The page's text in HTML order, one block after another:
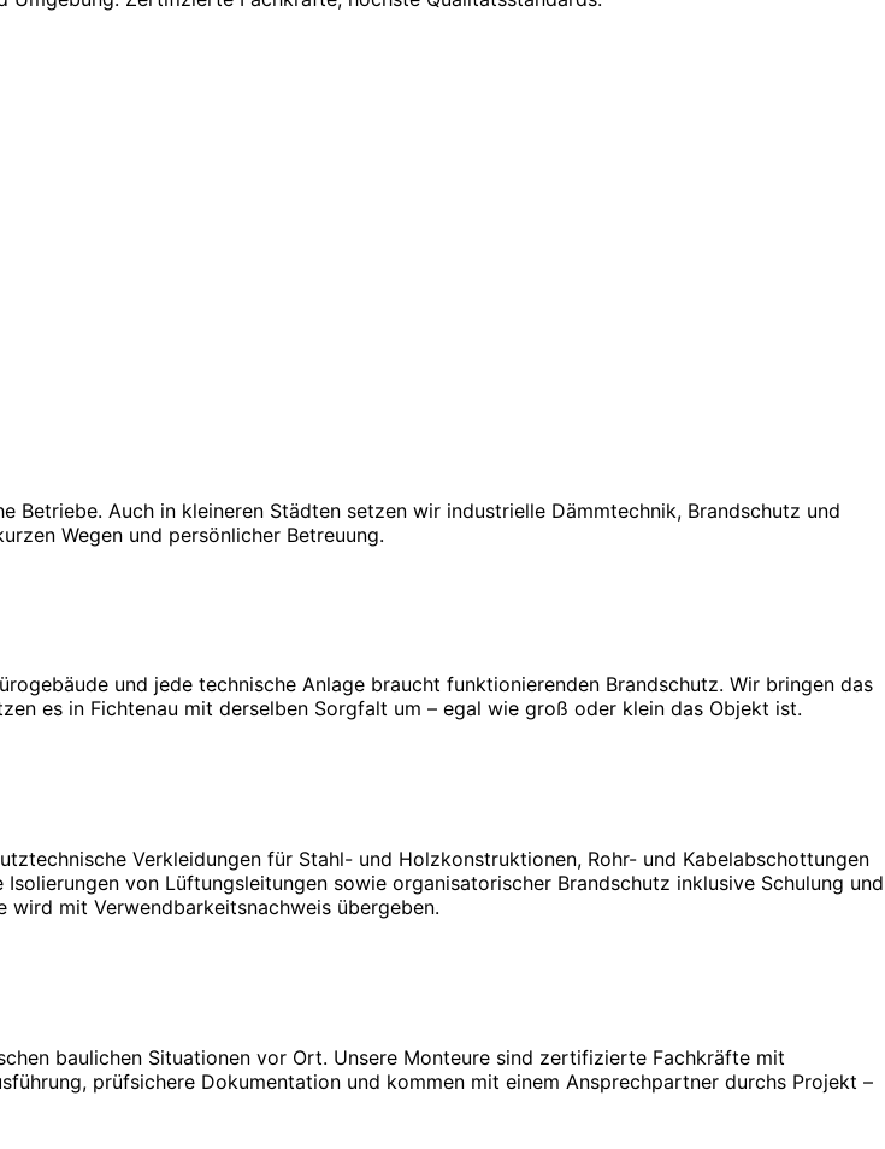
Auch in kleineren Städten setzen wir industrielle Dämmtechnik, Brandschutz und
Wegen und persönlicher Betreuung.
und jede technische Anlage braucht funktionierenden Brandschutz. Wir bringen das
es in Fichtenau mit derselben Sorgfalt um – egal wie groß oder klein das Objekt ist.
Verkleidungen für Stahl- und Holzkonstruktionen, Rohr- und Kabelabschottungen
von Lüftungsleitungen sowie organisatorischer Brandschutz inklusive Schulung und
wird mit Verwendbarkeitsnachweis übergeben.
baulichen Situationen vor Ort. Unsere Monteure sind zertifizierte Fachkräfte mit
prüfsichere Dokumentation und kommen mit einem Ansprechpartner durchs Projekt –